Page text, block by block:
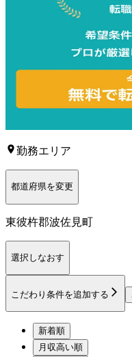
勤務エリア
都道府県を変更
東彼杵郡波佐見町
選択しなおす
こだわり条件を追加する
新着順
月収高い順